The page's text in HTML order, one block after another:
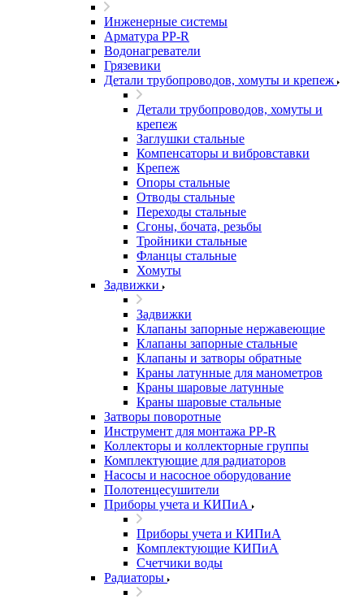
Инженерные системы
Арматура PP-R
Водонагреватели
Грязевики
Детали трубопроводов, хомуты и крепеж
Детали трубопроводов, хомуты и
крепеж
Заглушки стальные
Компенсаторы и вибровставки
Крепеж
Опоры стальные
Отводы стальные
Переходы стальные
Сгоны, бочата, резьбы
Тройники стальные
Фланцы стальные
Хомуты
Задвижки
Задвижки
Клапаны запорные нержавеющие
Клапаны запорные стальные
Клапаны и затворы обратные
Краны латунные для манометров
Краны шаровые латунные
Краны шаровые стальные
Затворы поворотные
Инструмент для монтажа PP-R
Коллекторы и коллекторные группы
Комплектующие для радиаторов
Насосы и насосное оборудование
Полотенцесушители
Приборы учета и КИПиА
Приборы учета и КИПиА
Комплектующие КИПиА
Счетчики воды
Радиаторы